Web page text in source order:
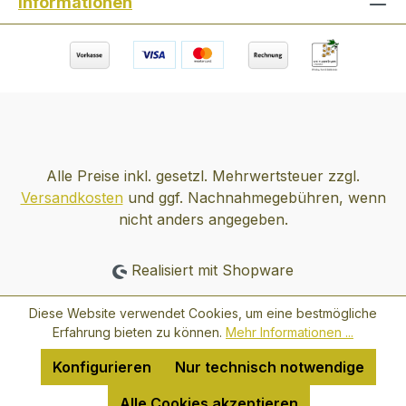
blended Whiskies, mit einem Hauch von
Malz, trocken und langanhaltend - in
Geschenkschachtel * mit Farbstoff
Alle Preise inkl. gesetzl. Mehrwertsteuer zzgl.
Versandkostenund ggf. Nachnahmegebühren, wenn
nicht anders angegeben.
Realisiert mit Shopware
Diese Website verwendet Cookies, um eine bestmögliche
Erfahrung bieten zu können. Mehr Informationen ...
Nur technisch notwendige
Konfigurieren